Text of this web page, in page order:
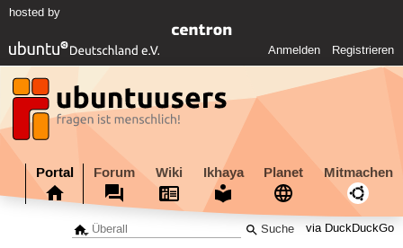
hosted by
Anmelden Registrieren
Portal Forum Wiki Ikhaya Planet Mitmachen
via DuckDuckGo